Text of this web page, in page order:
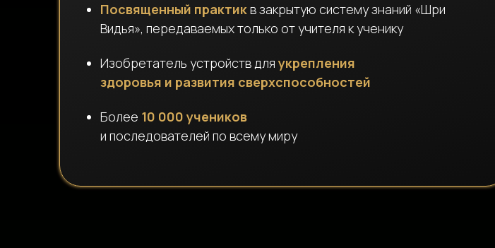
Более 10 000 учеников
и последователей по всему миру
Посвященный практикв закрытую систему знаний «Шри
Видья», передаваемых только от учителя к ученику
Изобретатель устройств для укрепления
здоровья и развития сверхспособностей